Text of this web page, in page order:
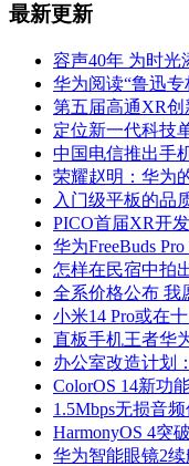
最新更新
容声40年 为时光
华为阅读“鲁迅
第五届高通XR创
定位新一代科技
中国电信推出手
荣耀赵明：华为
入门级平板的品
PICO首届XR开
华为FreeBuds
怎样在民宿中拍
全系价格公布 我
小米14 Pro或在
直板手机王者华
办公室改造计划
ColorOS 14新功
1.5Mbps无损音
HarmonyOS 4突
华为智能眼镜2